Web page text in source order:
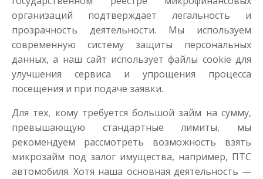
организаций подтверждает легальность и
прозрачность деятельности. Мы используем
современную систему защиты персональных
данных, а наш сайт использует файлы cookie для
улучшения сервиса и упрощения процесса
посещения и при подаче заявки.
Для тех, кому требуется большой займ на сумму,
превышающую стандартные лимиты, мы
рекомендуем рассмотреть возможность взять
микрозайм под залог имущества, например, ПТС
автомобиля. Хотя наша основная деятельность —